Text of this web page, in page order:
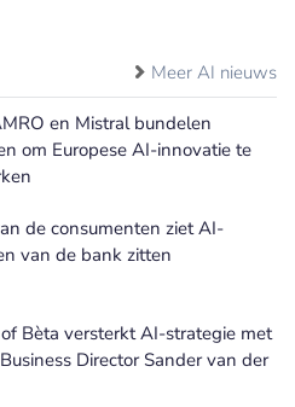
Meer AI nieuws
en Mistral bundelen
om Europese AI-innovatie te
de consumenten ziet AI-
van de bank zitten
Bèta versterkt AI-strategie met
Director Sander van der